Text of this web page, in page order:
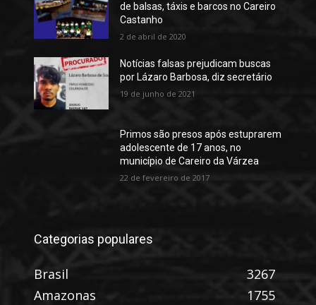
de balsas, táxis e barcos no Careiro
Castanho
2 de abril de 2020
Notícias falsas prejudicam buscas
por Lázaro Barbosa, diz secretário
19 de junho de 2021
Primos são presos após estuprarem
adolescente de 17 anos, no
município de Careiro da Várzea
22 de fevereiro de 2017
Categorias populares
Brasil
3267
Amazonas
1755